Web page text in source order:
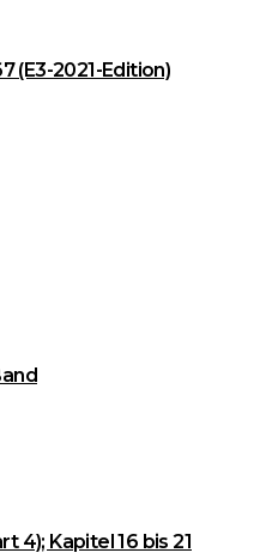
(E3-2021-Edition)
4); Kapitel 16 bis 21